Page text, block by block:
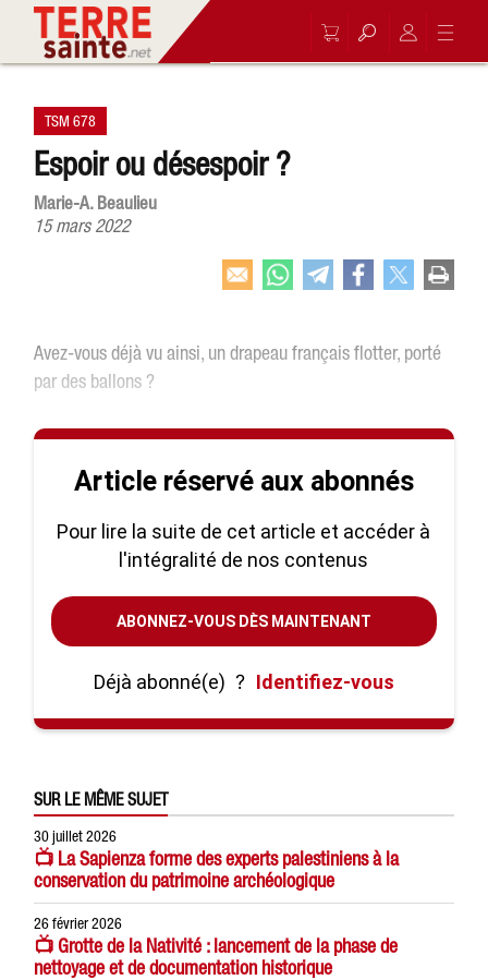
TSM 678
Espoir ou désespoir ?
Marie-A. Beaulieu
15 mars 2022
Avez-vous déjà vu ainsi, un drapeau français flotter, porté
par des ballons ?
Article réservé aux abonnés
Pour lire la suite de cet article et accéder à
l'intégralité de nos contenus
ABONNEZ-VOUS DÈS MAINTENANT
Déjà abonné(e) ? Identifiez-vous
SUR LE MÊME SUJET
30 juillet 2026
📺 La Sapienza forme des experts palestiniens à la
conservation du patrimoine archéologique
26 février 2026
📺 Grotte de la Nativité : lancement de la phase de
nettoyage et de documentation historique